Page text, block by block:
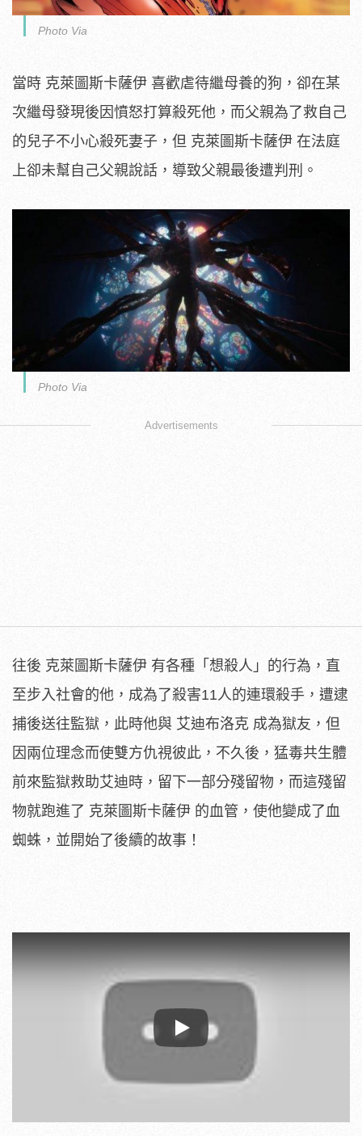
Photo Via
當時 克萊圖斯卡薩伊 喜歡虐待繼母養的狗，卻在某
次繼母發現後因憤怒打算殺死他，而父親為了救自己
的兒子不小心殺死妻子，但 克萊圖斯卡薩伊 在法庭
上卻未幫自己父親說話，導致父親最後遭判刑。
Photo Via
Advertisements
往後 克萊圖斯卡薩伊 有各種「想殺人」的行為，直
至步入社會的他，成為了殺害11人的連環殺手，遭逮
捕後送往監獄，此時他與 艾迪布洛克 成為獄友，但
因兩位理念而使雙方仇視彼此，不久後，猛毒共生體
前來監獄救助艾迪時，留下一部分殘留物，而這殘留
物就跑進了 克萊圖斯卡薩伊 的血管，使他變成了血
蜘蛛，並開始了後續的故事！
Play